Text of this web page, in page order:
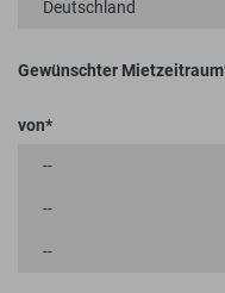
Gewünschter Mietzeitraum
von